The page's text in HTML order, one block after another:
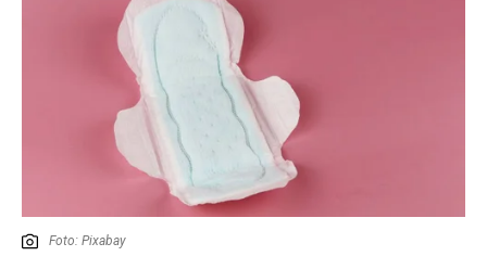
EMISIÓN 11:30 PM
Foto: Pixabay